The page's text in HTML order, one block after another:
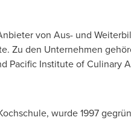
von Aus- und
Zu den Unternehmen
Pacific Institute of Culinary
wurde 1997